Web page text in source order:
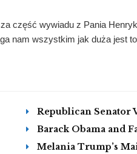
część wywiadu z Pania
nam wszystkim jak duża jest
Republican Senator
Barack Obama and
Melania Trump’s